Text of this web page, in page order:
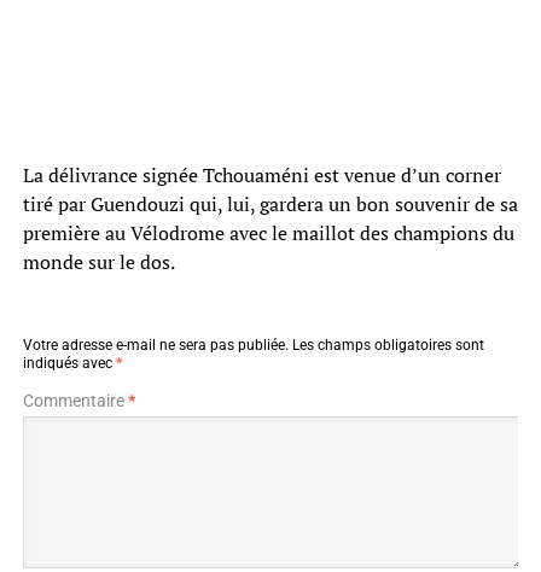
La délivrance signée Tchouaméni est venue d’un corner
tiré par Guendouzi qui, lui, gardera un bon souvenir de sa
première au Vélodrome avec le maillot des champions du
monde sur le dos.
Votre adresse e-mail ne sera pas publiée. Les champs obligatoires sont
indiqués avec *
Commentaire*